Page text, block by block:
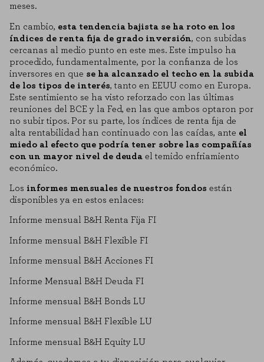
meses.
En cambio, esta tendencia bajista se ha roto en los
índices de renta fija de grado inversión, con subidas
cercanas al medio punto en este mes. Este impulso ha
procedido, fundamentalmente, por la confianza de los
inversores en que se ha alcanzado el techo en la subida
de los tipos de interés, tanto en EEUU como en Europa.
Este sentimiento se ha visto reforzado con las últimas
reuniones del BCE y la Fed, en las que ambos optaron por
no subir tipos. Por su parte, los índices de renta fija de
alta rentabilidad han continuado con las caídas, ante el
miedo al efecto que podría tener sobre las compañías
con un mayor nivel de deuda el temido enfriamiento
económico.
Los informes mensuales de nuestros fondos están
disponibles ya en estos enlaces:
Informe mensual B&H Renta Fija FI
Informe mensual B&H Flexible FI
Informe mensual B&H Acciones FI
Informe Mensual B&H Deuda FI
Informe mensual B&H Bonds LU
Informe mensual B&H Flexible LU
Informe mensual B&H Equity LU